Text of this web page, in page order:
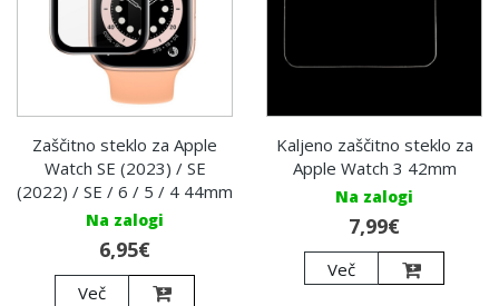
Zaščitno steklo za Apple
Watch SE (2023) / SE
(2022) / SE / 6 / 5 / 4 44mm
Na zalogi
6,95€
Več
Kaljeno zaščitno steklo za
Apple Watch 3 42mm
Na zalogi
7,99€
Več